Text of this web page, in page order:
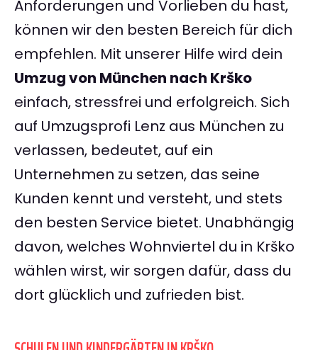
Anforderungen und Vorlieben du hast,
können wir den besten Bereich für dich
empfehlen. Mit unserer Hilfe wird dein
Umzug von München nach Krško
einfach, stressfrei und erfolgreich. Sich
auf Umzugsprofi Lenz aus München zu
verlassen, bedeutet, auf ein
Unternehmen zu setzen, das seine
Kunden kennt und versteht, und stets
den besten Service bietet. Unabhängig
davon, welches Wohnviertel du in Krško
wählen wirst, wir sorgen dafür, dass du
dort glücklich und zufrieden bist.